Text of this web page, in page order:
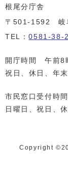
根尾分庁舎
〒501-1592 岐
TEL：0581-38-
開庁時間 午前8
祝日、休日、年
市民窓口受付時
日曜日、祝日、
Copyright